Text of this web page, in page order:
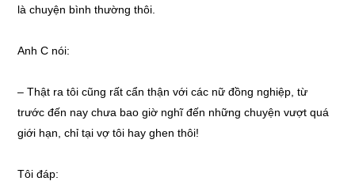
là chuyện bình thường thôi.
Anh C nói:
– Thật ra tôi cũng rất cẩn thận với các nữ đồng nghiệp, từ
trước đến nay chưa bao giờ nghĩ đến những chuyện vượt quá
giới hạn, chỉ tại vợ tôi hay ghen thôi!
Tôi đáp: